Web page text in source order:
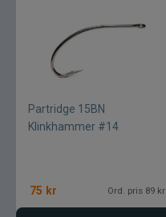
Shimano
Smith Creek
Spiderwire
Partridge 15BN
Klinkhammer #14
75 kr Ord. pris 89 kr